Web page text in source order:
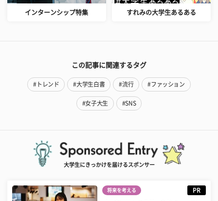
インターンシップ特集 すれみの大学生あるある
この記事に関連するタグ
#トレンド #大学生白書 #流行 #ファッション
#女子大生 #SNS
大学生にきっかけを届けるスポンサー
将来を考える PR